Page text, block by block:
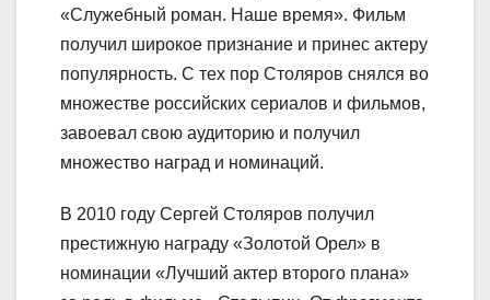
«Служебный роман. Наше время». Фильм
получил широкое признание и принес актеру
популярность. С тех пор Столяров снялся во
множестве российских сериалов и фильмов,
завоевал свою аудиторию и получил
множество наград и номинаций.
В 2010 году Сергей Столяров получил
престижную награду «Золотой Орел» в
номинации «Лучший актер второго плана»